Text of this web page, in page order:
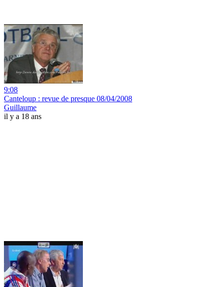
9:08
Canteloup : revue de presque 08/04/2008
Guillaume
il y a 18 ans